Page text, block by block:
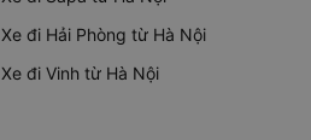
Xe đi Hải Phòng từ Hà Nội
Xe đi Vinh từ Hà Nội